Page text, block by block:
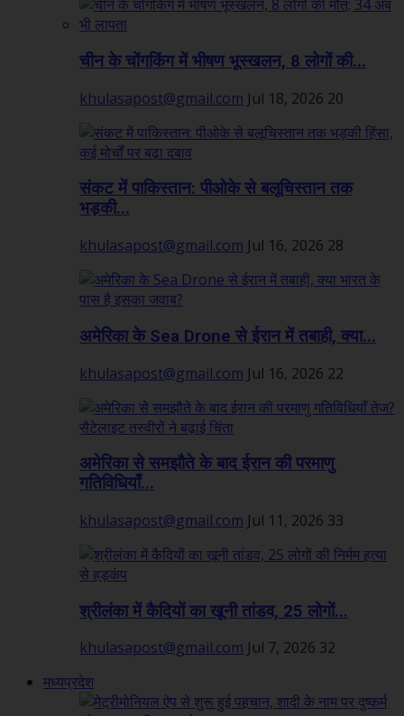
चीन के चोंगकिंग में भीषण भूस्खलन, 8 लोगों की...
khulasapost@gmail.com Jul 18, 2026 20
संकट में पाकिस्तान: पीओके से बलूचिस्तान तक
भड़की...
khulasapost@gmail.com Jul 16, 2026 28
अमेरिका के Sea Drone से ईरान में तबाही, क्या...
khulasapost@gmail.com Jul 16, 2026 22
अमेरिका से समझौते के बाद ईरान की परमाणु
गतिविधियाँ...
khulasapost@gmail.com Jul 11, 2026 33
श्रीलंका में कैदियों का खूनी तांडव, 25 लोगों...
khulasapost@gmail.com Jul 7, 2026 32
मध्यप्रदेश